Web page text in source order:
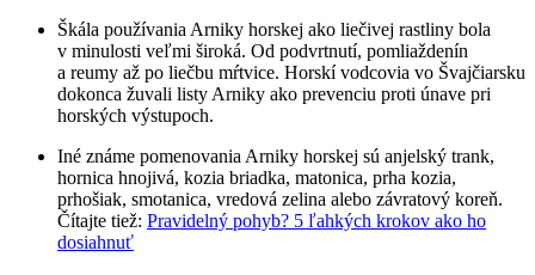
Škála používania Arniky horskej ako liečivej rastliny bola
v minulosti veľmi široká. Od podvrtnutí, pomliaždenín
a reumy až po liečbu mŕtvice. Horskí vodcovia vo Švajčiarsku
dokonca žuvali listy Arniky ako prevenciu proti únave pri
horských výstupoch.
Iné známe pomenovania Arniky horskej sú anjelský trank,
hornica hnojivá, kozia briadka, matonica, prha kozia,
prhošiak, smotanica, vredová zelina alebo závratový koreň.
Čítajte tiež: Pravidelný pohyb? 5 ľahkých krokov ako ho
dosiahnuť